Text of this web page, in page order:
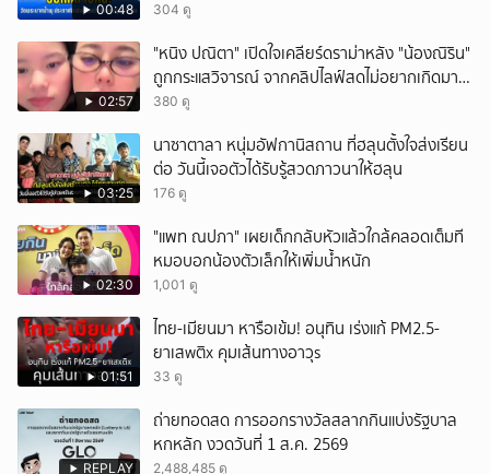
00:48 304 ดู
02:57
"หนิง ปณิตา" เปิดใจเคลียร์ดราม่าหลัง "น้องณิริน"
ถูกกระแสวิจารณ์ จากคลิปไลฟ์สดไม่อยากเกิดมา
หน้าเหมือนพ่อ
380 ดู
03:25
นาซาตาลา หนุ่มอัฟกานิสถาน ที่ฮลุนตั้งใจส่งเรียน
ต่อ วันนี้เจอตัวได้รับรู้สวดภาวนาให้ฮลุน
176 ดู
02:30
"แพท ณปภา" เผยเด็กกลับหัวแล้วใกล้คลอดเต็มที
หมอบอกน้องตัวเล็กให้เพิ่มน้ำหนัก
1,001 ดู
01:51
ไทย-เมียนมา หารือเข้ม! อนุทิน เร่งแก้ PM2.5-
ยาเสwติx คุมเส้นทางอาวุs
33 ดู
REPLAY
ถ่ายทอดสด การออกรางวัลสลากกินแบ่งรัฐบาล
หกหลัก งวดวันที่ 1 ส.ค. 2569
2,488,485 ดู